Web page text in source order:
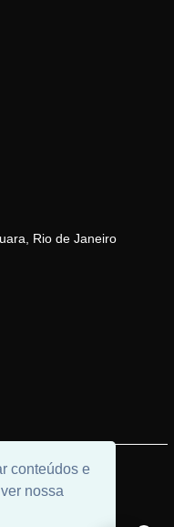
conteúdos e
nossa
Rio de Janeiro
CJ 6616 |